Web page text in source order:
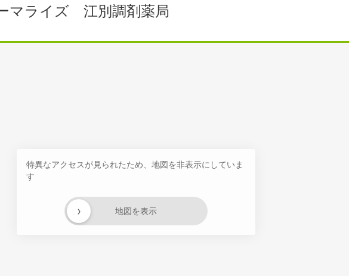
マライズ 江別調剤薬局
特異なアクセスが見られたため、地図を非表示にしていま
す
地図を表示
›